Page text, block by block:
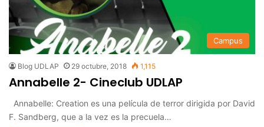
Campus
Blog UDLAP 29 octubre, 2018 1,115
Annabelle 2- Cineclub UDLAP
Annabelle: Creation es una película de terror dirigida por David
F. Sandberg, que a la vez es la precuela…